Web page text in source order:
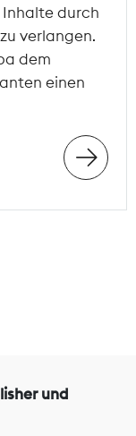
durch
verlangen.
dem
einen
und